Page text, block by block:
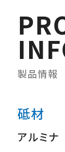
製品情報
砥材
アルミナ